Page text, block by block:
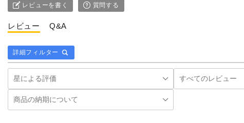
レビューを書く 質問する
レビュー Q&A
詳細フィルター